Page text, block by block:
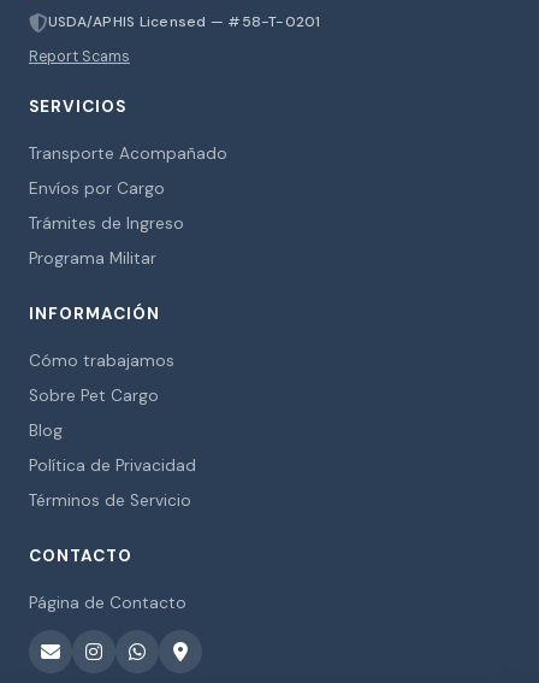
USDA/APHIS Licensed — #58-T-0201
Report Scams
SERVICIOS
Transporte Acompañado
Envíos por Cargo
Trámites de Ingreso
Programa Militar
INFORMACIÓN
Cómo trabajamos
Sobre Pet Cargo
Blog
Política de Privacidad
Términos de Servicio
CONTACTO
Página de Contacto